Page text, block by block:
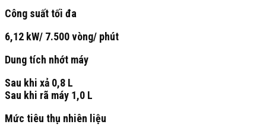
Công suất tối đa
6,12 kW/ 7.500 vòng/ phút
Dung tích nhớt máy
Sau khi xả 0,8 L
Sau khi rã máy 1,0 L
Mức tiêu thụ nhiên liệu